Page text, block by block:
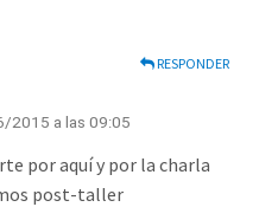
RESPONDER
2015 a las 09:05
por aquí y por la charla
post-taller